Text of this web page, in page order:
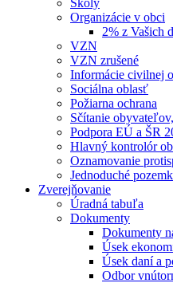
Školy
Organizácie v obci
2% z Vašich
VZN
VZN zrušené
Informácie civilnej
Sociálna oblasť
Požiarna ochrana
Sčítanie
Podpora EÚ a ŠR
Hlavný kontrolór
Oznamovanie
Jednoduché
Zverejňovanie
Úradná tabuľa
Dokumenty
Dokumenty
Úsek
Úsek daní a
Odbor